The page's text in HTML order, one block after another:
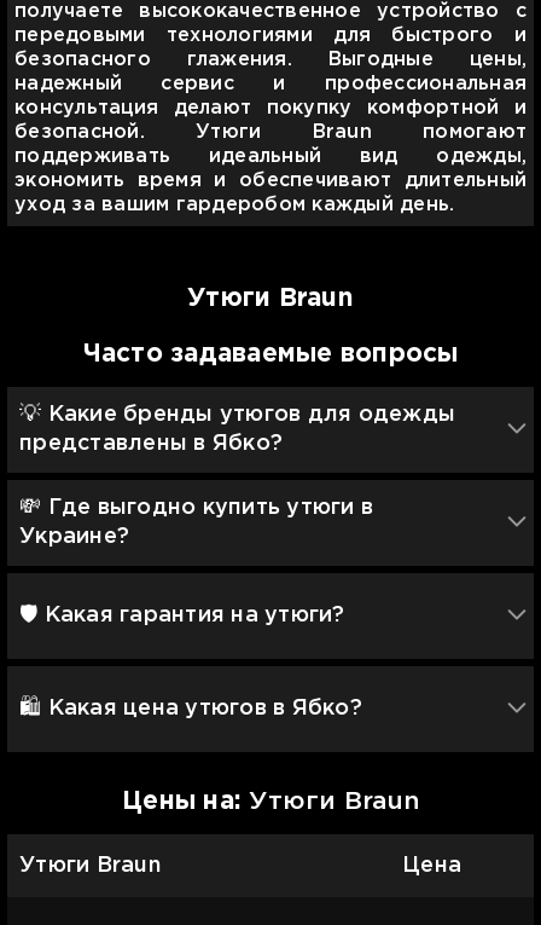
получаете высококачественное устройство с
передовыми технологиями для быстрого и
безопасного глажения. Выгодные цены,
надежный сервис и профессиональная
консультация делают покупку комфортной и
безопасной. Утюги Braun помогают
поддерживать идеальный вид одежды,
экономить время и обеспечивают длительный
уход за вашим гардеробом каждый день.
Утюги Braun
Часто задаваемые вопросы
💡 Какие бренды утюгов для одежды
представлены в Ябко?
💸 Где выгодно купить утюги в
Украине?
🛡 Какая гарантия на утюги?
🛍️ Какая цена утюгов в Ябко?
Цены на: Утюги Braun
Утюги Braun Цена